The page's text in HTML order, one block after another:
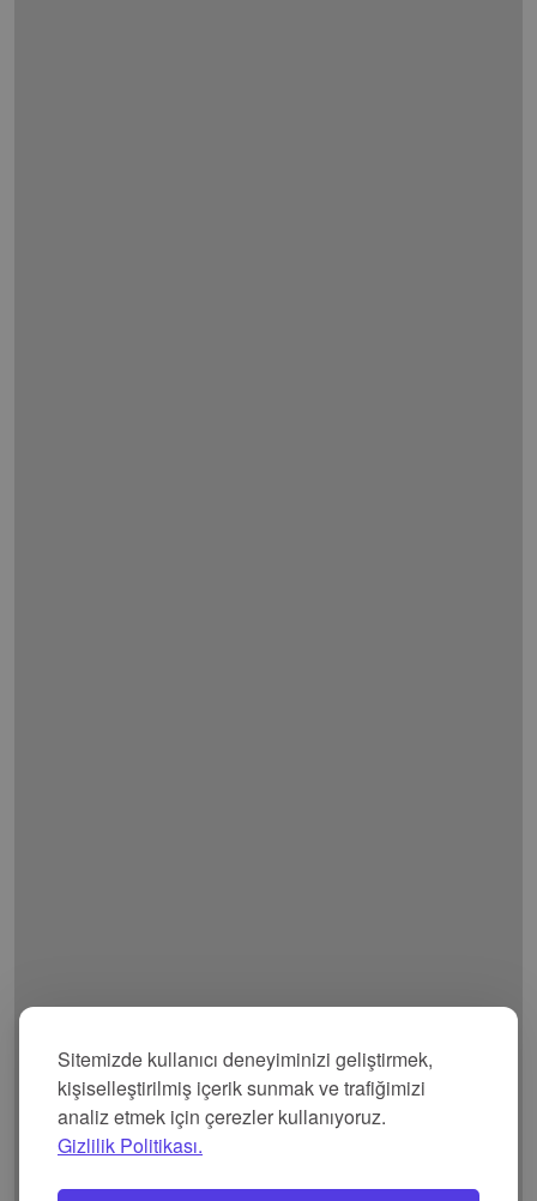
Sitemizde kullanıcı deneyiminizi geliştirmek,
kişiselleştirilmiş içerik sunmak ve trafiğimizi
analiz etmek için çerezler kullanıyoruz.
Gizlilik Politikası.